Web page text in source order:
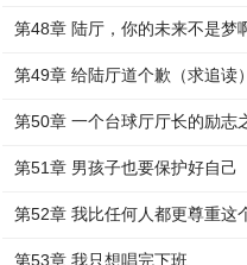
第48章 陆厅，你的未来不是梦
第49章 给陆厅道个歉（求追读）
第50章 一个台球厅厅长的励志
第51章 男孩子也要保护好自己
第52章 我比任何人都更尊重这
第53章 我只想唱完下班